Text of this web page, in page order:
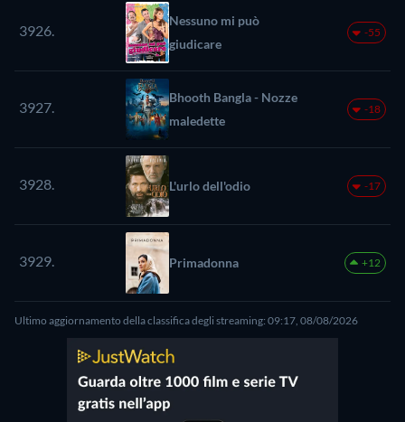
3926.
Nessuno mi può
giudicare
-55
3927.
Bhooth Bangla - Nozze
maledette
-18
3928. L'urlo dell'odio -17
3929. Primadonna +12
Ultimo aggiornamento della classifica degli streaming: 09:17, 08/08/2026